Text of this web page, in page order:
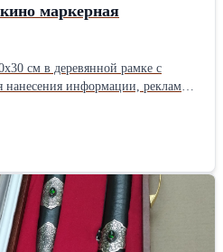
маркерная
см в деревянной рамке с
нанесения информации, рекламы,
Маркерную доску можно
Подойдет для применения в